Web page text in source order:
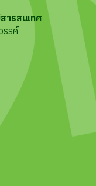
ารสนเทศ
รรค์